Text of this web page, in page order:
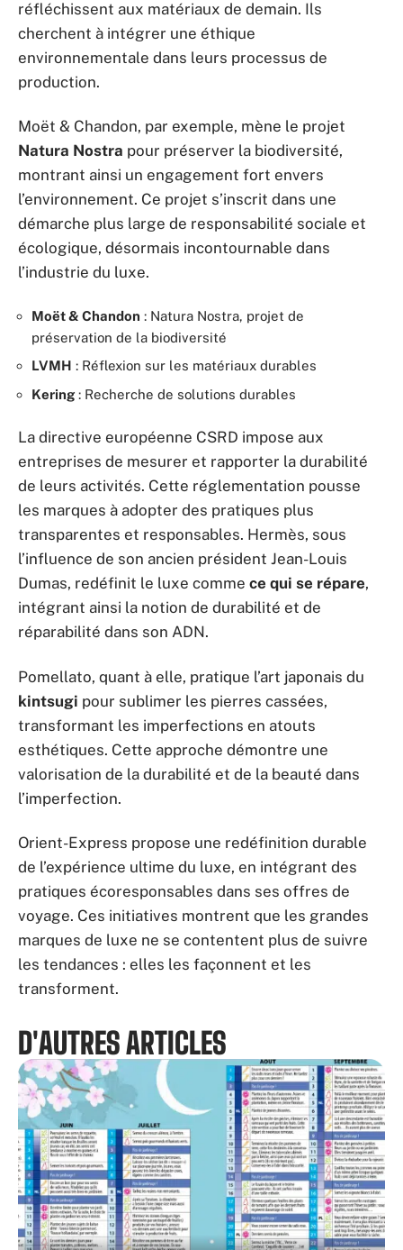
réfléchissent aux matériaux de demain. Ils
cherchent à intégrer une éthique
environnementale dans leurs processus de
production.
Moët & Chandon, par exemple, mène le projet
Natura Nostra pour préserver la biodiversité,
montrant ainsi un engagement fort envers
l’environnement. Ce projet s’inscrit dans une
démarche plus large de responsabilité sociale et
écologique, désormais incontournable dans
l’industrie du luxe.
Moët & Chandon : Natura Nostra, projet de
préservation de la biodiversité
LVMH : Réflexion sur les matériaux durables
Kering : Recherche de solutions durables
La directive européenne CSRD impose aux
entreprises de mesurer et rapporter la durabilité
de leurs activités. Cette réglementation pousse
les marques à adopter des pratiques plus
transparentes et responsables. Hermès, sous
l’influence de son ancien président Jean-Louis
Dumas, redéfinit le luxe comme ce qui se répare,
intégrant ainsi la notion de durabilité et de
réparabilité dans son ADN.
Pomellato, quant à elle, pratique l’art japonais du
kintsugi pour sublimer les pierres cassées,
transformant les imperfections en atouts
esthétiques. Cette approche démontre une
valorisation de la durabilité et de la beauté dans
l’imperfection.
Orient-Express propose une redéfinition durable
de l’expérience ultime du luxe, en intégrant des
pratiques écoresponsables dans ses offres de
voyage. Ces initiatives montrent que les grandes
marques de luxe ne se contentent plus de suivre
les tendances : elles les façonnent et les
transforment.
D'AUTRES ARTICLES